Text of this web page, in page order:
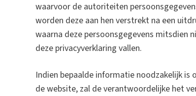
waarvoor de autoriteiten
worden deze aan hen verstrekt na een
waarna deze persoonsgegevens mitsdien
deze privacyverklaring vallen.
Indien bepaalde informatie noodzakelijk
de website, zal de verantwoordelijke het